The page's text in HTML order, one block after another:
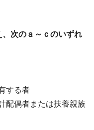
、次のａ～ｃのいずれ
する者
偶者または扶養親族